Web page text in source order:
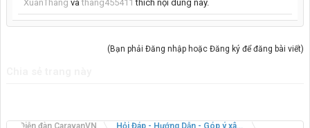
XuanThang vàthang455411 thích nội dung này.
(Bạn phải Đăng nhập hoặc Đăng ký để đăng bài viết)
Diễn đàn CaravanVN Hỏi Đáp - Hướng Dẫn - Góp ý xây dựng CaravanVN